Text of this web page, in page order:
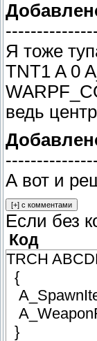
Я тоже
TNT1 A 0
ведь
А вот и
Если без
Код
TRCH
{
}